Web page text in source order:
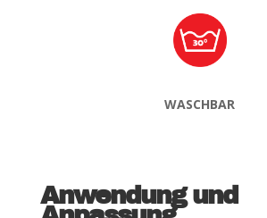
WASCHBAR
Anwendung und